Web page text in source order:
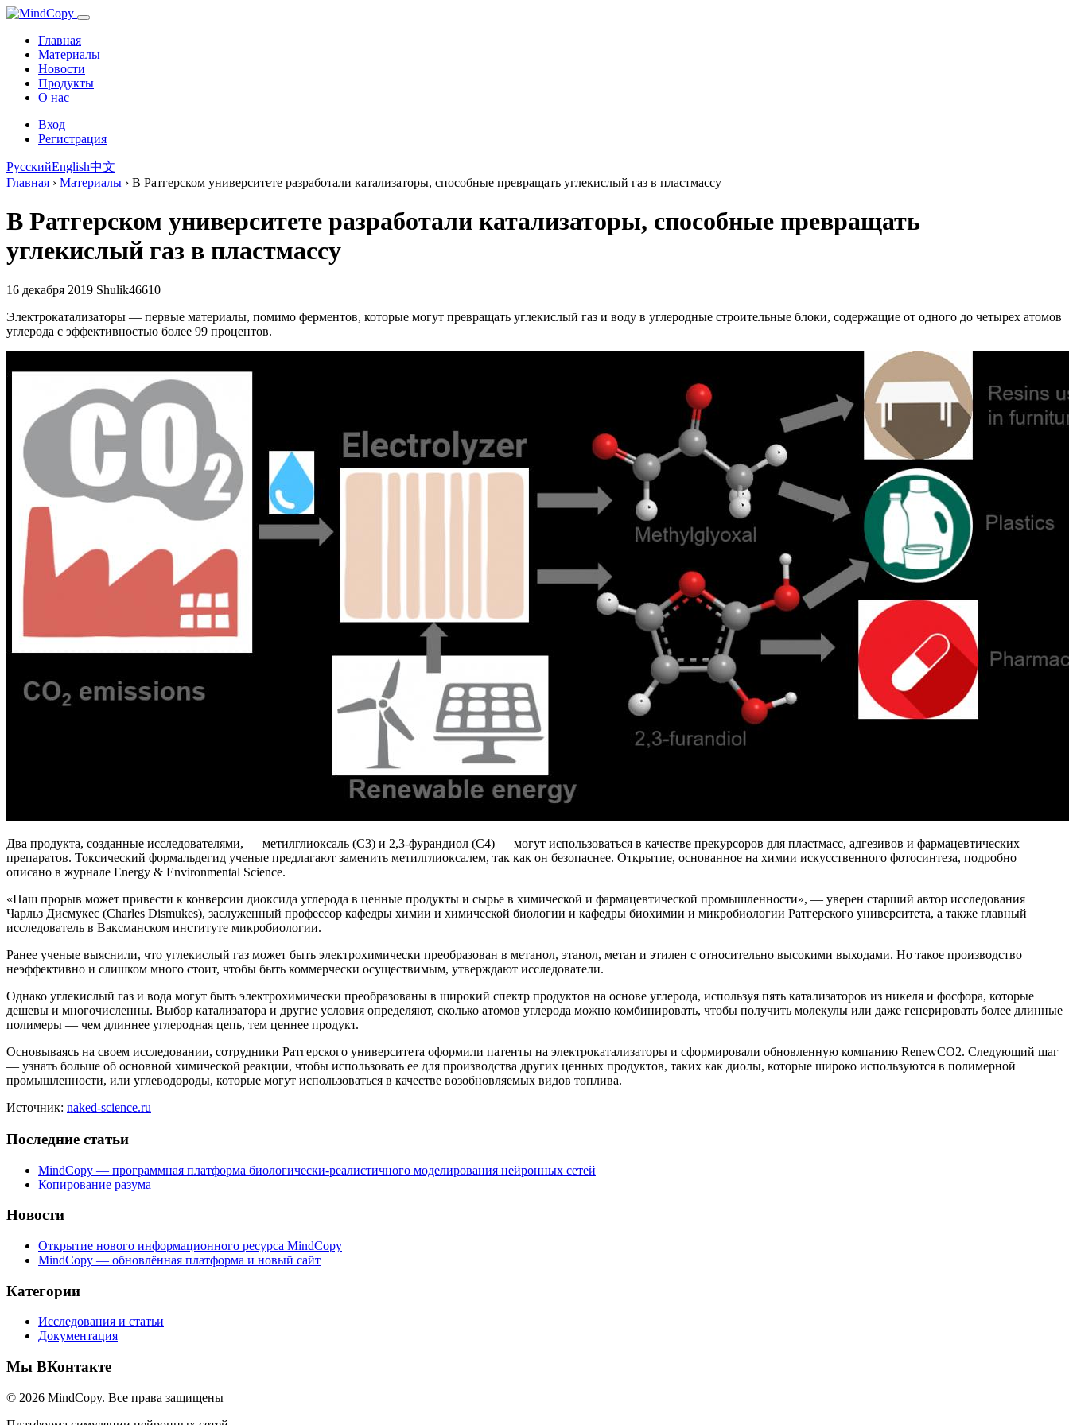
Главная
Материалы
Новости
Продукты
О нас
Вход
Регистрация
РусскийEnglish中文
Главная › Материалы › В Ратгерском университете разработали катализаторы, способные превращать углекислый газ в пластмассу
В Ратгерском университете разработали катализаторы, способные превращать
углекислый газ в пластмассу
16 декабря 2019 Shulik46610
Электрокатализаторы — первые материалы, помимо ферментов, которые могут превращать углекислый газ и воду в углеродные строительные блоки, содержащие от одного до четырех атомов
углерода с эффективностью более 99 процентов.
Два продукта, созданные исследователями, — метилглиоксаль (C3) и 2,3-фурандиол (C4) — могут использоваться в качестве прекурсоров для пластмасс, адгезивов и фармацевтических
препаратов. Токсический формальдегид ученые предлагают заменить метилглиоксалем, так как он безопаснее. Открытие, основанное на химии искусственного фотосинтеза, подробно
описано в журнале Energy & Environmental Science.
«Наш прорыв может привести к конверсии диоксида углерода в ценные продукты и сырье в химической и фармацевтической промышленности», — уверен старший автор исследования
Чарльз Дисмукес (Charles Dismukes), заслуженный профессор кафедры химии и химической биологии и кафедры биохимии и микробиологии Ратгерского университета, а также главный
исследователь в Ваксманском институте микробиологии.
Ранее ученые выяснили, что углекислый газ может быть электрохимически преобразован в метанол, этанол, метан и этилен с относительно высокими выходами. Но такое производство
неэффективно и слишком много стоит, чтобы быть коммерчески осуществимым, утверждают исследователи.
Однако углекислый газ и вода могут быть электрохимически преобразованы в широкий спектр продуктов на основе углерода, используя пять катализаторов из никеля и фосфора, которые
дешевы и многочисленны. Выбор катализатора и другие условия определяют, сколько атомов углерода можно комбинировать, чтобы получить молекулы или даже генерировать более длинные
полимеры — чем длиннее углеродная цепь, тем ценнее продукт.
Основываясь на своем исследовании, сотрудники Ратгерского университета оформили патенты на электрокатализаторы и сформировали обновленную компанию RenewCO2. Следующий шаг
— узнать больше об основной химической реакции, чтобы использовать ее для производства других ценных продуктов, таких как диолы, которые широко используются в полимерной
промышленности, или углеводороды, которые могут использоваться в качестве возобновляемых видов топлива.
Источник: naked-science.ru
Последние статьи
MindCopy — программная платформа биологически-реалистичного моделирования нейронных сетей
Копирование разума
Новости
Открытие нового информационного ресурса MindCopy
MindCopy — обновлённая платформа и новый сайт
Категории
Исследования и статьи
Документация
Мы ВКонтакте
© 2026 MindCopy. Все права защищены